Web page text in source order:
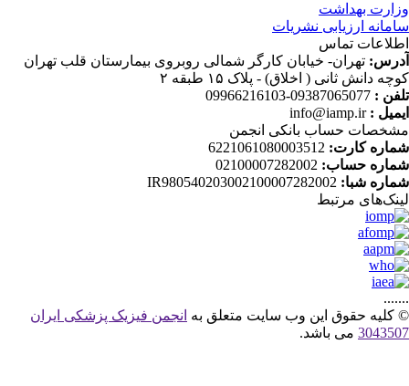
بهداشت
ارزیابی نشریات
تماس
تهران- خیابان کارگر شمالی روبروی بیمارستان قلب تهران
دانش ثانی ( اخلاق) - پلاک ۱۵ طبقه ۲
:
09387065077-09966216103
:
info@iamp.ir
حساب بانکی انجمن
کارت:6221061080003512
حساب:02100007282002
شبا:IR980540203002100007282002
مرتبط
کلیه حقوق این وب سایت متعلق بهانجمن فیزیک پزشکی ایران
می باشد.